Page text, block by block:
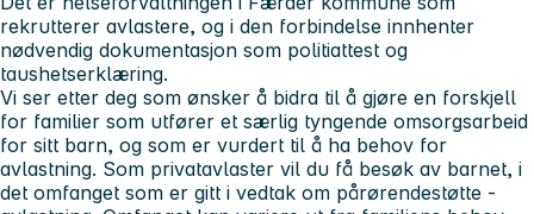
rekrutterer avlastere, og i den forbindelse innhenter
nødvendig dokumentasjon som politiattest og
taushetserklæring.
Vi ser etter deg som ønsker å bidra til å gjøre en forskjell
for familier som utfører et særlig tyngende omsorgsarbeid
for sitt barn, og som er vurdert til å ha behov for
avlastning. Som privatavlaster vil du få besøk av barnet, i
det omfanget som er gitt i vedtak om pårørendestøtte -